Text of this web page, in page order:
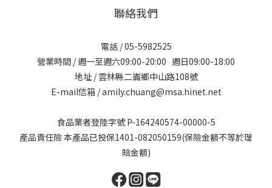
聯絡我們
電話 / 05-5982525
營業時間 / 週一至週六09:00-20:00 週日09:00-18:00
地址 / 雲林縣二崙鄉中山路108號
E-mail信箱 / amily.chuang@msa.hinet.net
食品業者登陸字號 P-164240574-00000-5
產品責任險 本產品已投保1401-082050159(保險金額不等於理
賠金額)